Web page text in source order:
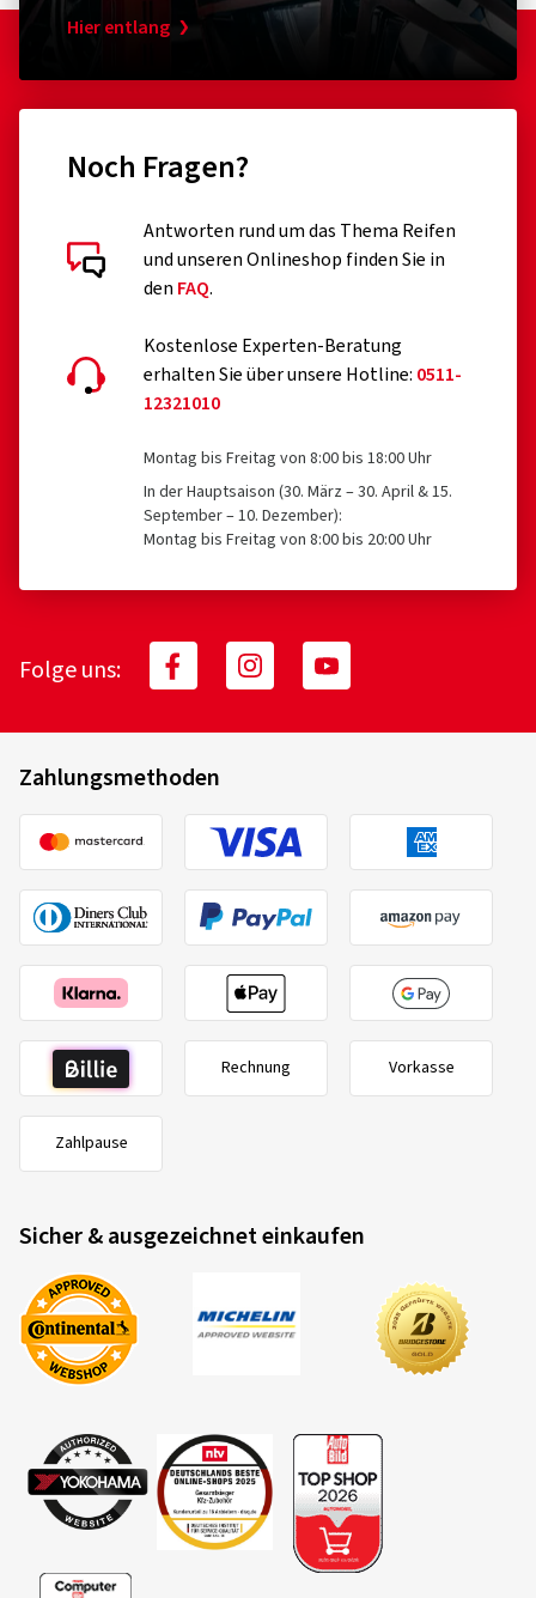
Hier entlang
Noch Fragen?
Antworten rund um das Thema Reifen
und unseren Onlineshop finden Sie in
den FAQ.
Kostenlose Experten-Beratung
erhalten Sie über unsere Hotline: 0511-
12321010
Montag bis Freitag von 8:00 bis 18:00 Uhr
In der Hauptsaison (30. März – 30. April & 15.
September – 10. Dezember):
Montag bis Freitag von 8:00 bis 20:00 Uhr
Folge uns:
Zahlungsmethoden
Rechnung Vorkasse
Zahlpause
Sicher & ausgezeichnet einkaufen